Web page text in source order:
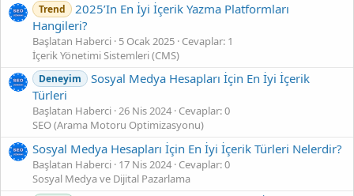
Trend
2025’In En İyi İçerik Yazma Platformları
Hangileri?
Başlatan Haberci 5 Ocak 2025 Cevaplar: 1
İçerik Yönetimi Sistemleri (CMS)
Deneyim
Sosyal Medya Hesapları İçin En İyi İçerik
Türleri
Başlatan Haberci 26 Nis 2024 Cevaplar: 0
SEO (Arama Motoru Optimizasyonu)
Sosyal Medya Hesapları İçin En İyi İçerik Türleri Nelerdir?
Başlatan Haberci 17 Nis 2024 Cevaplar: 0
Sosyal Medya ve Dijital Pazarlama